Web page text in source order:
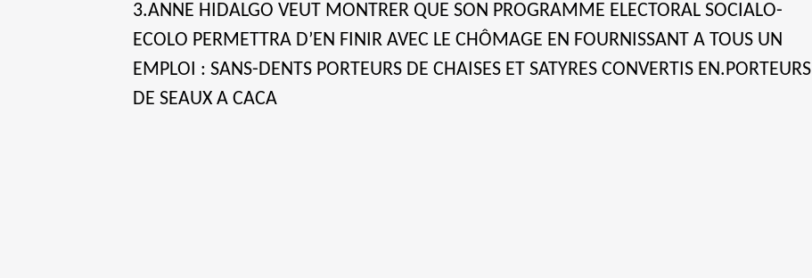
3.ANNE HIDALGO VEUT MONTRER QUE SON PROGRAMME ELECTORAL SOCIALO-
ECOLO PERMETTRA D’EN FINIR AVEC LE CHÔMAGE EN FOURNISSANT A TOUS UN
EMPLOI : SANS-DENTS PORTEURS DE CHAISES ET SATYRES CONVERTIS EN.PORTEURS
DE SEAUX A CACA